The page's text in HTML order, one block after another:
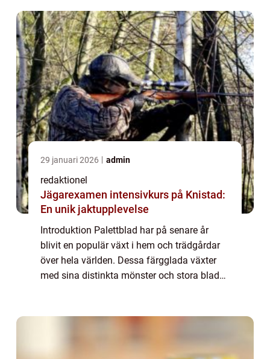
29 januari 2026 admin
redaktionel
Jägarexamen intensivkurs på Knistad:
En unik jaktupplevelse
Introduktion Palettblad har på senare år
blivit en populär växt i hem och trädgårdar
över hela världen. Dessa färgglada växter
med sina distinkta mönster och stora blad